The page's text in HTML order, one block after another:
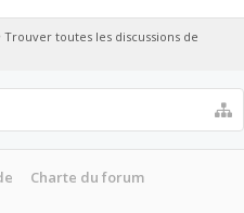
Trouver toutes les discussions de
Charte du forum